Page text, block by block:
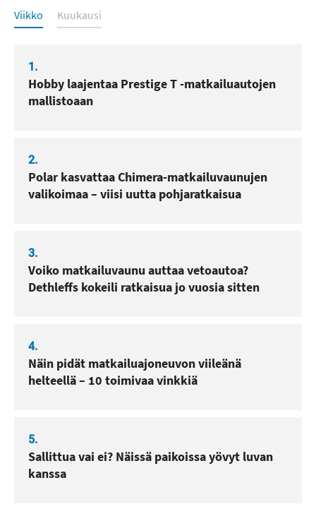
Luetuimmat
Viikko Kuukausi
1.
Hobby laajentaa Prestige T -matkailuautojen
mallistoaan
2.
Polar kasvattaa Chimera-matkailuvaunujen
valikoimaa – viisi uutta pohjaratkaisua
3.
Voiko matkailuvaunu auttaa vetoautoa?
Dethleffs kokeili ratkaisua jo vuosia sitten
4.
Näin pidät matkailuajoneuvon viileänä
helteellä – 10 toimivaa vinkkiä
5.
Sallittua vai ei? Näissä paikoissa yövyt luvan
kanssa